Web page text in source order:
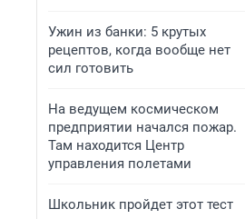
Ужин из банки: 5 крутых
рецептов, когда вообще нет
сил готовить
На ведущем космическом
предприятии начался пожар.
Там находится Центр
управления полетами
Школьник пройдет этот тест